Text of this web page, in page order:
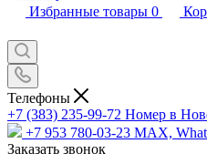
Избранные товары 0
Телефоны
+7 (383) 235-99-72 Номер в
+7 953 780-03-23 MAX,
Заказать звонок